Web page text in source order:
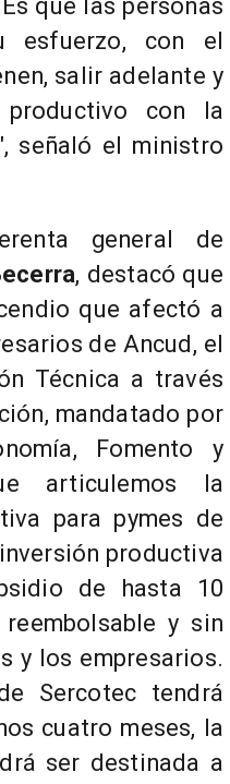
que las personas
esfuerzo, con el
salir adelante y
con la
señaló el ministro
general de
, destacó que
que afectó a
de Ancud, el
Técnica a través
mandatado por
Fomento y
articulemos la
para pymes de
productiva
de hasta 10
y sin
y los empresarios.
Sercotec tendrá
cuatro meses, la
ser destinada a